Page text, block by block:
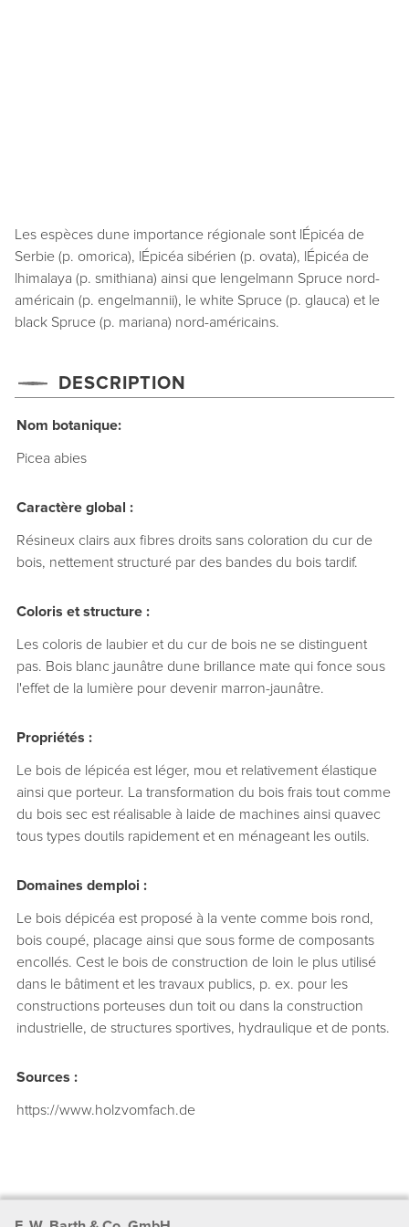
Les espèces dune importance régionale sont lÉpicéa de
Serbie (p. omorica), lÉpicéa sibérien (p. ovata), lÉpicéa de
lhimalaya (p. smithiana) ainsi que lengelmann Spruce nord-
américain (p. engelmannii), le white Spruce (p. glauca) et le
black Spruce (p. mariana) nord-américains.
DESCRIPTION
Nom botanique:
Picea abies
Caractère global :
Résineux clairs aux fibres droits sans coloration du cur de
bois, nettement structuré par des bandes du bois tardif.
Coloris et structure :
Les coloris de laubier et du cur de bois ne se distinguent
pas. Bois blanc jaunâtre dune brillance mate qui fonce sous
l'effet de la lumière pour devenir marron-jaunâtre.
Propriétés :
Le bois de lépicéa est léger, mou et relativement élastique
ainsi que porteur. La transformation du bois frais tout comme
du bois sec est réalisable à laide de machines ainsi quavec
tous types doutils rapidement et en ménageant les outils.
Domaines demploi :
Le bois dépicéa est proposé à la vente comme bois rond,
bois coupé, placage ainsi que sous forme de composants
encollés. Cest le bois de construction de loin le plus utilisé
dans le bâtiment et les travaux publics, p. ex. pour les
constructions porteuses dun toit ou dans la construction
industrielle, de structures sportives, hydraulique et de ponts.
Sources :
https://www.holzvomfach.de